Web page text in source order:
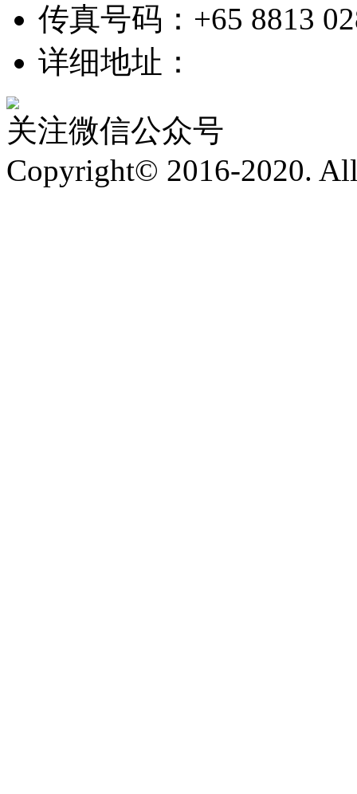
传真号码：+65 8813
详细地址：
关注微信公众号
Copyright© 2016-2020.